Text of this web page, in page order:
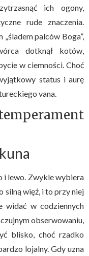
ich ogony,
rude znaczenia.
„śladem palców Boga”,
dotknął kotów,
w ciemności. Choć
status i aurę
vana.
i lewo. Zwykle wybiera
więź, i to przy niej
widać w codziennych
obserwowaniu,
blisko, choć rzadko
lojalny. Gdy uzna